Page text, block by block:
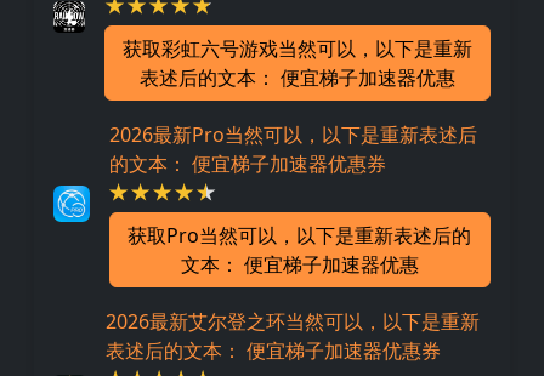
获取彩虹六号游戏当然可以，以下是重新
表述后的文本： 便宜梯子加速器优惠
2026最新Pro当然可以，以下是重新表述后
的文本： 便宜梯子加速器优惠券
获取Pro当然可以，以下是重新表述后的
文本： 便宜梯子加速器优惠
2026最新艾尔登之环当然可以，以下是重新
表述后的文本： 便宜梯子加速器优惠券